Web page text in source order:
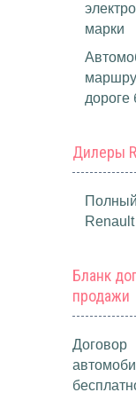
марки
дороге
Дилеры
Renault
Бланк
продажи